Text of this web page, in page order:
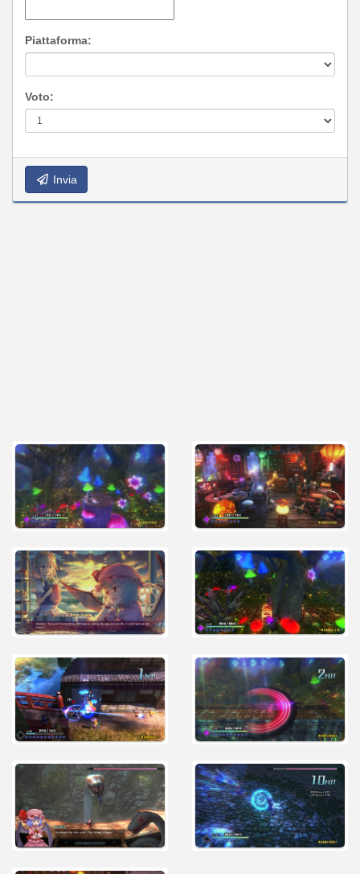
Piattaforma:
Voto:
Invia